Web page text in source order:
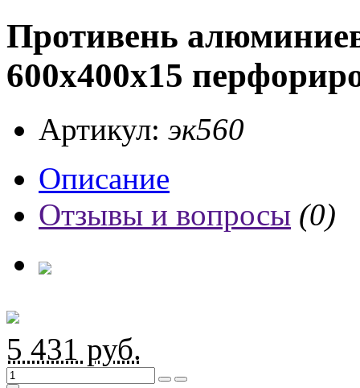
Противень
600x400х15
Артикул: эк560
Описание
Отзывы и вопросы (0)
5 431 руб.